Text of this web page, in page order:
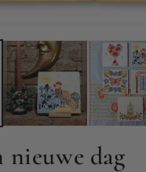
nieuwe dag